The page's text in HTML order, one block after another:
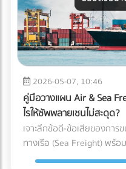
ได้คุ้มค่ากว่า) ความเร็วหรื
ประหยัดพื้นที่และยืดหยุ่น ส่ว
กำลังมองหาผู้เชี่ยวชาญด้า
ออกแบบ Layout ที่ดีเป็นเพี
ที่แข็งแรง การติดตั้งชั้นวาง
และการวางระบบคลังสินค้า
ของคุณเติบโตอย่างมั่นคง
ก่อสร้างคลังสินค้า, ผู้ให้บริก
(Racking), หรือผู้ให้บริการ
เวลาเสิร์ชหาให้ยุ่งยาก!
เหตุผลที่ธุรกิจยุค 2026 ขา
การจ้างสำนักงานบัญชีที่ได้ม
ธุรการหรือผู้คีย์ข้อมูล ราคา
คือการลงทุน" ที่ช่วยชี้ชะตา
เหตุผลหลัก ดังนี้: 1. เป็นเค
สรรพากร สำนักงานบัญชีมือ
ทำหน้าที่เป็น “แนวป้องกันแรก” ตรวจสอบความสอดคล้อ
ตัวเลข (Reconciliation) เทีย
สมเหตุสมผล และช่วยอุดร
สรรพากร 2. เปลี่ยนผ่านการยื่นเอกสารกระดาษ สู่ Digital Tax
อย่างไร้รอยต่อ สำนักงานบั
2026-05-07, 10:46
คู่มือวางแผน Air & Sea
ไรให้ซัพพลายเชนไม่สะดุด?
เจาะลึกข้อดี-ข้อเสียของกา
ทางเรือ (Sea Freight) พร้
ทุกวิกฤต ค้นหาพาร์ทเนอร์